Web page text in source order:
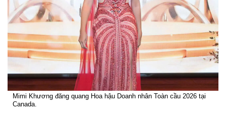
Mimi Khương đăng quang Hoa hậu Doanh nhân Toàn cầu 2026 tại
Canada.